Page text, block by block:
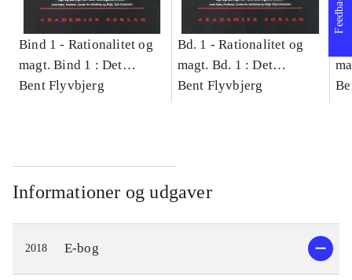
Bind 1 - Rationalitet og
magt. Bind 1 : Det
konkretes videnskab
Bent Flyvbjerg
Bd. 1 -Rationalitet og
magt. Bd. 1 : Det
konkretes videnskab
Bent Flyvbjerg
Informationer og udgaver
2018 E-bog
Feedback